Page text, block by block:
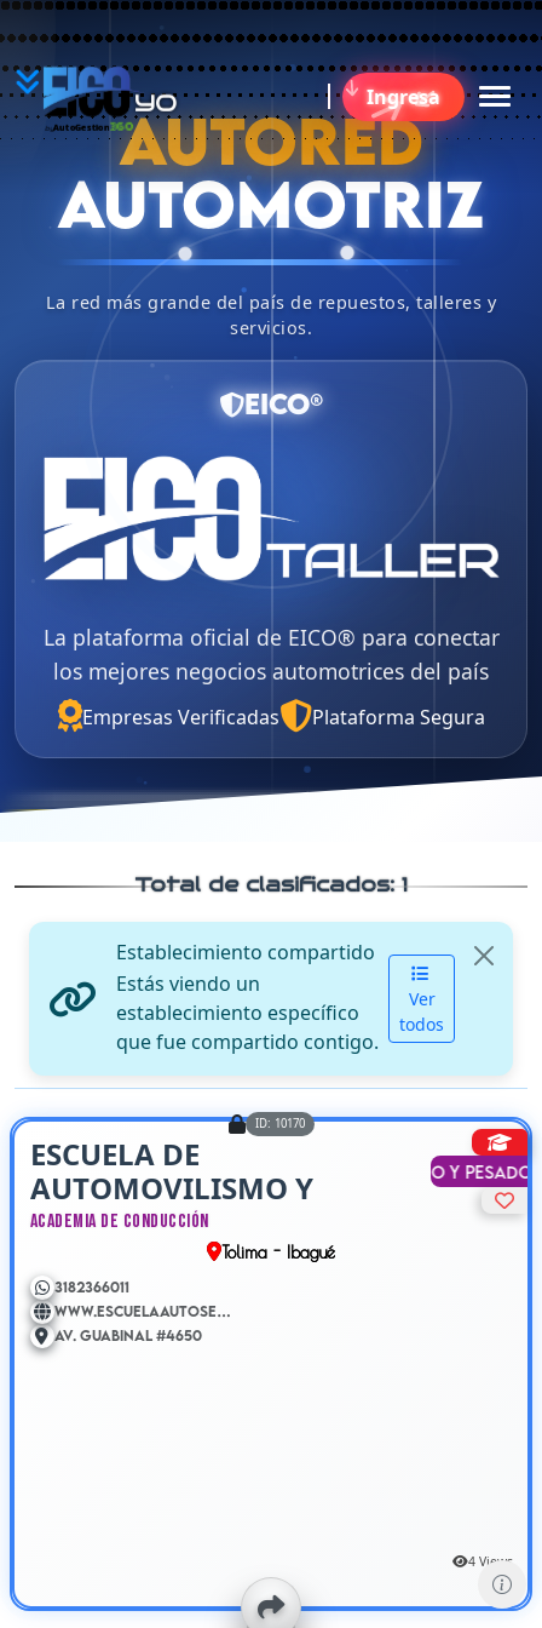
YO
B
AutoGestion 360
Ingresa
AUTORED
AUTOMOTRIZ
La red más grande del país de repuestos, talleres y
servicios.
EICO®
La plataforma oficial de EICO® para conectar
los mejores negocios automotrices del país
Empresas Verificadas Plataforma Segura
Total de clasificados:1
Establecimiento compartido
Estás viendo un
establecimiento específico
que fue compartido contigo.
Ver
todos
ID: 10170
Liviano y Pesado
ESCUELA DE
AUTOMOVILISMO Y
MOTOCICLISMO
Academia de Conducción
Tolima - Ibagué
3182366011
www.escuelaautoser.com
Av. Guabinal #4650
4 Views